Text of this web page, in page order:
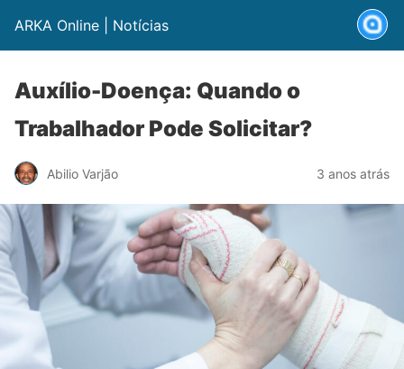
ARKA Online | Notícias
Auxílio-Doença: Quando o
Trabalhador Pode Solicitar?
Abilio Varjão 3 anos atrás